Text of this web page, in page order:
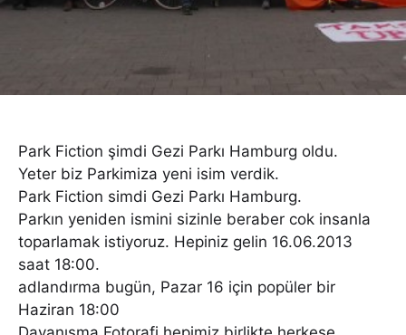
Park Fiction şimdi Gezi Parkı Hamburg oldu.
Yeter biz Parkimiza yeni isim verdik.
Park Fiction simdi Gezi Parkı Hamburg.
Parkın yeniden ismini sizinle beraber cok insanla
toparlamak istiyoruz. Hepiniz gelin 16.06.2013
saat 18:00.
adlandırma bugün, Pazar 16 için popüler bir
Haziran 18:00